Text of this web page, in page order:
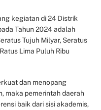
kegiatan di 24 Distrik
Tahun 2024 adalah
Tujuh Milyar, Seratus
Lima Puluh Ribu
dan menopang
maka pemerintah daerah
baik dari sisi akademis,